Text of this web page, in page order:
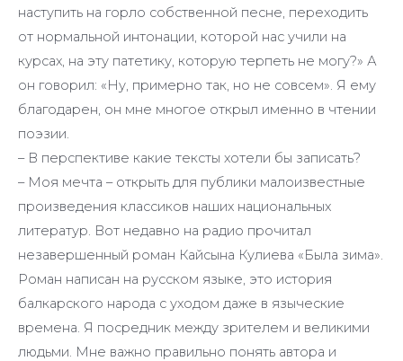
наступить на горло собственной песне, переходить
от нормальной интонации, которой нас учили на
курсах, на эту патетику, которую терпеть не могу?» А
он говорил: «Ну, примерно так, но не совсем». Я ему
благодарен, он мне многое открыл именно в чтении
поэзии.
– В перспективе какие тексты хотели бы записать?
– Моя мечта – открыть для публики малоизвестные
произведения классиков наших национальных
литератур. Вот недавно на радио прочитал
незавершенный роман Кайсына Кулиева «Была зима».
Роман написан на русском языке, это история
балкарского народа с уходом даже в языческие
времена. Я посредник между зрителем и великими
людьми. Мне важно правильно понять автора и